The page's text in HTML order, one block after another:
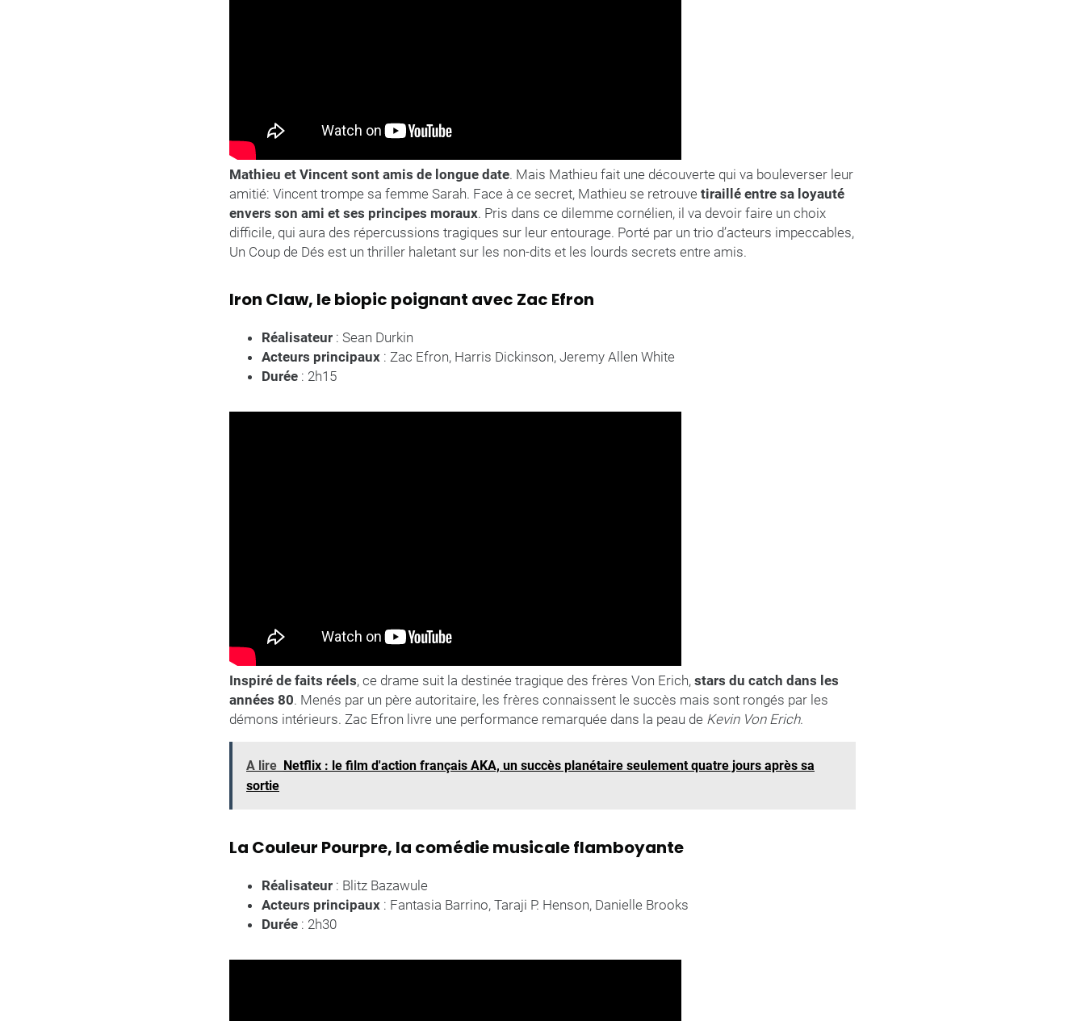
Mathieu et Vincent sont amis de longue date. Mais Mathieu fait une découverte qui va bouleverser leur
amitié: Vincent trompe sa femme Sarah. Face à ce secret, Mathieu se retrouve tiraillé entre sa loyauté
envers son ami et ses principes moraux. Pris dans ce dilemme cornélien, il va devoir faire un choix
difficile, qui aura des répercussions tragiques sur leur entourage. Porté par un trio d’acteurs impeccables,
Un Coup de Dés est un thriller haletant sur les non-dits et les lourds secrets entre amis.
Iron Claw, le biopic poignant avec Zac Efron
Réalisateur : Sean Durkin
Acteurs principaux : Zac Efron, Harris Dickinson, Jeremy Allen White
Durée : 2h15
Inspiré de faits réels, ce drame suit la destinée tragique des frères Von Erich, stars du catch dans les
années 80. Menés par un père autoritaire, les frères connaissent le succès mais sont rongés par les
démons intérieurs. Zac Efron livre une performance remarquée dans la peau de Kevin Von Erich.
A lire Netflix : le film d'action français AKA, un succès planétaire seulement quatre jours après sa
sortie
La Couleur Pourpre, la comédie musicale flamboyante
Réalisateur : Blitz Bazawule
Acteurs principaux : Fantasia Barrino, Taraji P. Henson, Danielle Brooks
Durée : 2h30